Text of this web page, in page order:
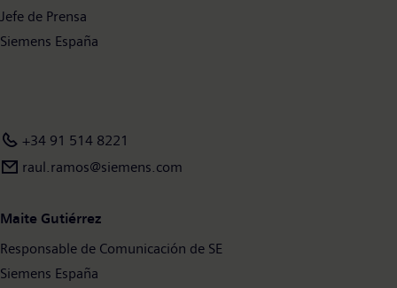
mundo. Más información está disponible en Internet en
www.siemens.com.
Jefe de Prensa
Siemens España
+34 91 514 8221
raul.ramos@siemens.com
Maite Gutiérrez
Responsable de Comunicación de SE
Siemens España